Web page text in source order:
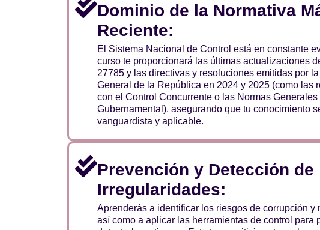
Dominio de la Normativa
Reciente:
El Sistema Nacional de Control está en constante
curso te proporcionará las últimas actualizaciones
27785 y las directivas y resoluciones emitidas por
General de la República en 2024 y 2025 (como las
con el Control Concurrente o las Normas Generales
Gubernamental), asegurando que tu conocimiento
vanguardista y aplicable.
Prevención y Detección de
Irregularidades:
Aprenderás a identificar los riesgos de corrupción y
así como a aplicar las herramientas de control para